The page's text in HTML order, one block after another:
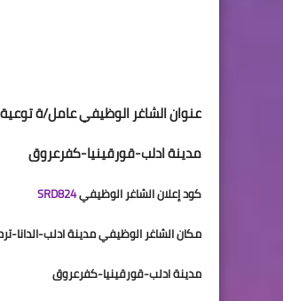
عنوان الشاغر الوظيفي عامل/ة
مدينة ادلب-قورقينيا-كفرعروق
كود إعلان الشاغر الوظيفي SRD824
مكان الشاغر الوظيفي مدينة ادلب-الدانا-
مدينة ادلب-قورقينيا-كفرعروق